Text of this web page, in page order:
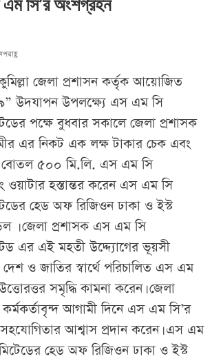
সি’র অংশগ্রহন
জেলা প্রশাসন কর্তৃক আয়োজিত
উদযাপন উপলক্ষ্যে এস এম সি
পক্ষে বুধবার সকালে জেলা প্রশাসক
এর নিকট এক লক্ষ টাকার চেক এবং
বোতল ৫০০ মি.লি. এস এম সি
ওয়াটার হস্তান্তর করেন এস এম সি
হেড অফ রিজিওন ঢাকা ও ইস্ট
। জেলা প্রশাসক এস এম সি
এর এই মহতী উদ্দ্যোগের ভূয়সী
ও জাতির স্বার্থে পরিচালিত এস এম
সমৃদ্ধি কামনা করেন। জেলা
আগামী দিনে এস এম সি’র
সহযোগিতার আশ্বাস প্রদান করেন। এস এম
হেড অফ রিজিওন ঢাকা ও ইস্ট